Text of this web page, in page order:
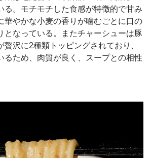
る。モチモチした食感が特徴的で甘み
華やかな小麦の香りが噛むごとに口の
となっている。またチャーシューは豚
贅沢に2種類トッピングされており、
るため、肉質が良く、スープとの相性